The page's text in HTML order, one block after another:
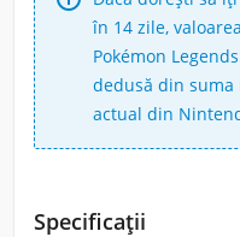
în 14 zile,
Pokémon
dedusă din
actual din
Specificații